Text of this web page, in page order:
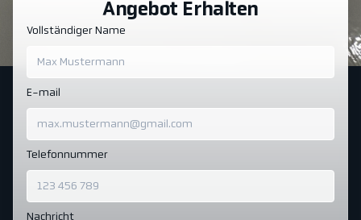
Angebot Erhalten
Vollständiger Name
E-mail
Telefonnummer
Nachricht